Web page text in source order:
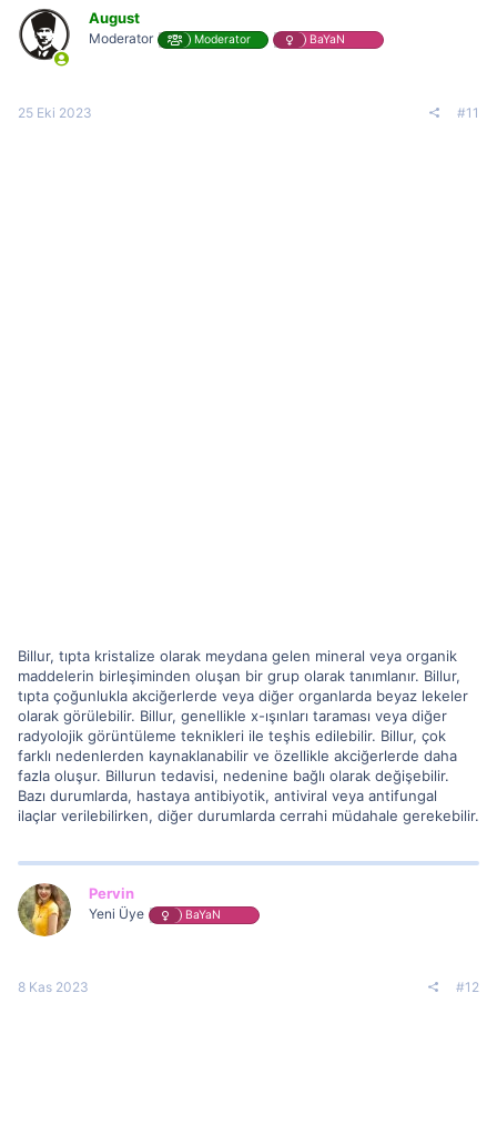
August
Moderator Moderator BaYaN
25 Eki 2023 #11
Billur, tıpta kristalize olarak meydana gelen mineral veya organik
maddelerin birleşiminden oluşan bir grup olarak tanımlanır. Billur,
tıpta çoğunlukla akciğerlerde veya diğer organlarda beyaz lekeler
olarak görülebilir. Billur, genellikle x-ışınları taraması veya diğer
radyolojik görüntüleme teknikleri ile teşhis edilebilir. Billur, çok
farklı nedenlerden kaynaklanabilir ve özellikle akciğerlerde daha
fazla oluşur. Billurun tedavisi, nedenine bağlı olarak değişebilir.
Bazı durumlarda, hastaya antibiyotik, antiviral veya antifungal
ilaçlar verilebilirken, diğer durumlarda cerrahi müdahale gerekebilir.
Pervin
Yeni Üye BaYaN
8 Kas 2023 #12